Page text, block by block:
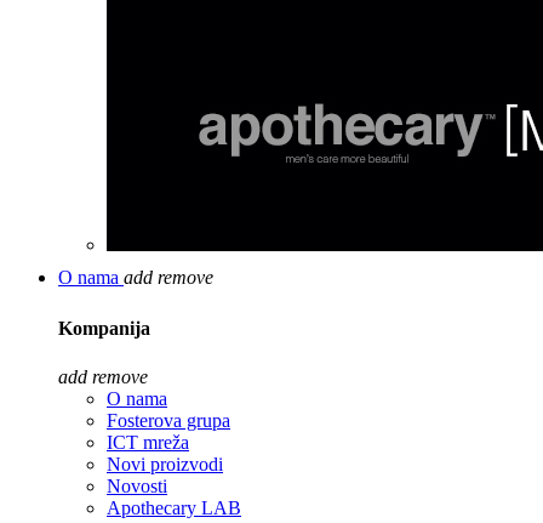
O nama add remove
Kompanija
add remove
O nama
Fosterova grupa
ICT mreža
Novi proizvodi
Novosti
Apothecary LAB